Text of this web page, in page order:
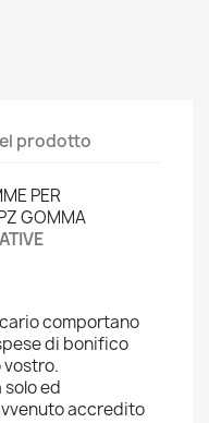
prodotto
PER
GOMMA
comportano
di bonifico
vostro.
ed
accredito